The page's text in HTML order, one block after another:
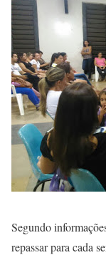
Segundo
repassar para cada